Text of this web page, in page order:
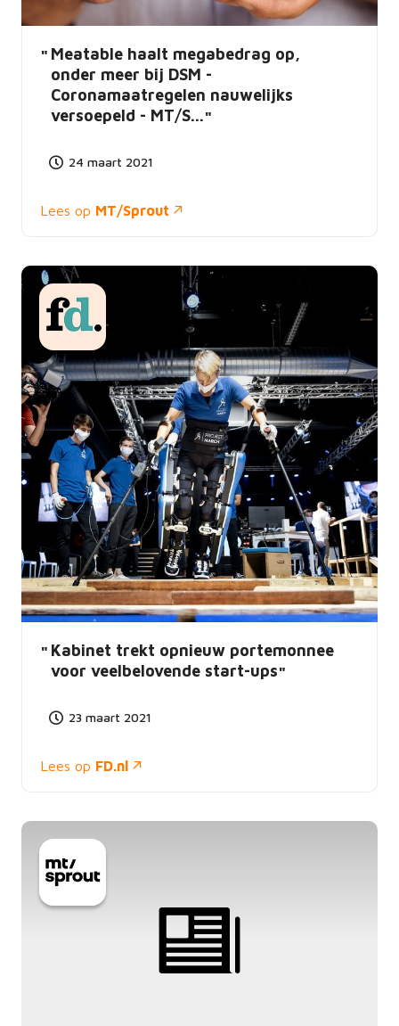
Meatable haalt megabedrag op,
onder meer bij DSM -
Coronamaatregelen nauwelijks
versoepeld - MT/S...
24 maart 2021
Lees op MT/Sprout
Kabinet trekt opnieuw portemonnee
voor veelbelovende start-ups
23 maart 2021
Lees op FD.nl